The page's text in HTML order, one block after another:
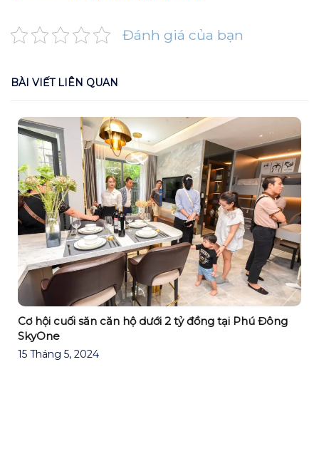
Đánh giá của bạn
BÀI VIẾT LIÊN QUAN
Cơ hội cuối săn căn hộ dưới 2 tỷ đồng tại Phú Đông
SkyOne
15 Tháng 5, 2024